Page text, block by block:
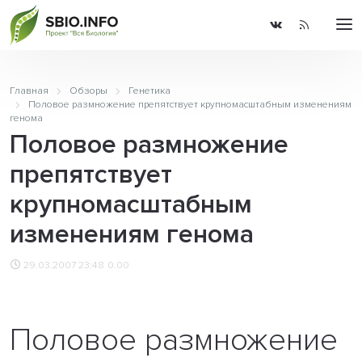
Главная Обзоры
Генетика
Половое размножение препятствует крупномасштабным изменениям
генома
Половое размножение
препятствует
крупномасштабным
изменениям генома
29.03.2007 23:48 0.00
Половое размножение